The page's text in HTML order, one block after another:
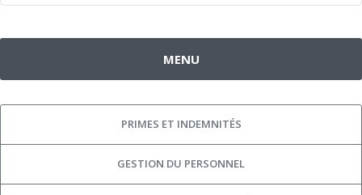
MENU
PRIMES ET INDEMNITÉS
GESTION DU PERSONNEL